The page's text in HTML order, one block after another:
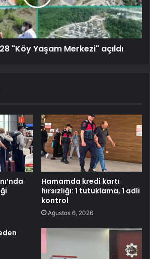
"Köy Yaşam Merkezi" açıldı
Hamamda kredi kartı
hırsızlığı: 1 tutuklama, 1 adli
kontrol
Ağustos 6, 2026